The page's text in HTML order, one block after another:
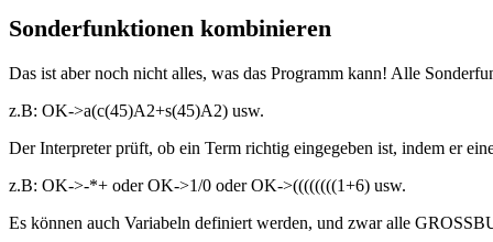
Sonderfunktionen kombinieren
Das ist aber noch nicht alles, was das Programm kann! Alle
z.B: OK->a(c(45)A2+s(45)A2) usw.
Der Interpreter prüft, ob ein Term richtig eingegeben ist, indem er
z.B: OK->-*+ oder OK->1/0 oder OK->((((((((1+6) usw.
Es können auch Variabeln definiert werden, und zwar alle